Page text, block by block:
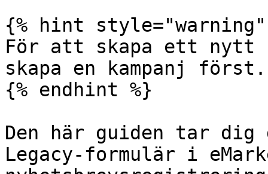
{% hint style="warning"
För att skapa ett nytt
skapa en kampanj först.
{% endhint %}
Den här guiden tar dig
Legacy-formulär i